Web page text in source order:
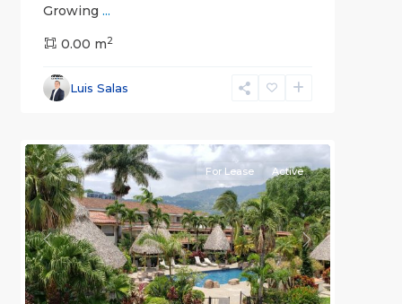
Growing ...
0.00 m2
Luis Salas
San
(Province),
Santa
Previous Next
For Lease Active